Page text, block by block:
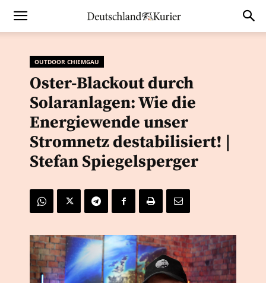
OUTDOOR CHIEMGAU
Oster-Blackout durch
Solaranlagen: Wie die
Energiewende unser
Stromnetz destabilisiert! |
Stefan Spiegelsperger